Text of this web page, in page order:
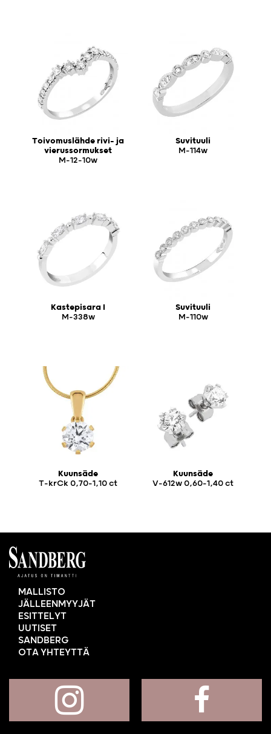
Toivomuslähde rivi- ja
vierussormukset
M-12-10w
Suvituuli
M-114w
Kastepisara I
M-338w
Suvituuli
M-110w
Kuunsäde
T-krCk 0,70-1,10 ct
Kuunsäde
V-612w 0,60-1,40 ct
MALLISTO
JÄLLEENMYYJÄT
ESITTELYT
UUTISET
SANDBERG
OTA YHTEYTTÄ